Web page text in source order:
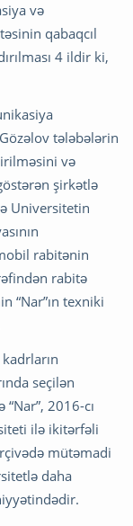
və
qabaqcıl
4 ildir ki,
tələbələrin
və
şirkətlə
Universitetin
rabitənin
rabitə
“Nar”ın texniki
seçilən
2016-cı
ilə ikitərfəli
mütəmadi
daha